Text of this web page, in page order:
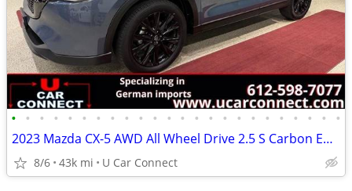
• • • • • • • • • • • • • • • • • • • • • • • •
2023 Mazda CX-5 AWD All Wheel Drive 2.5 S Carbon Edition SUV
8/6 43k mi U Car Connect